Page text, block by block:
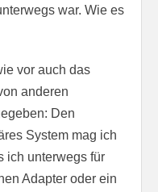
war. Wie es
vor auch das
anderen
Den
System mag ich
ich unterwegs für
Adapter oder ein